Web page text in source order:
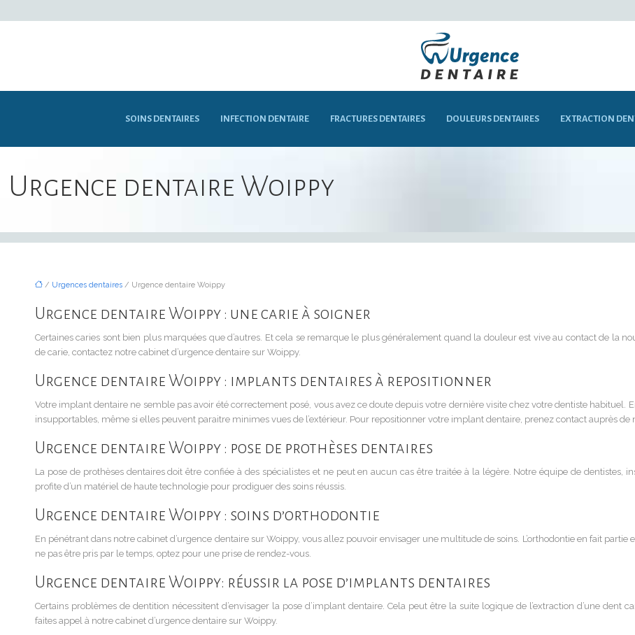
SOINS DENTAIRES INFECTION DENTAIRE FRACTURES DENTAIRES DOULEURS DENTAIRES EXTRACTION
Urgence dentaire Woippy
/ Urgences dentaires / Urgence dentaire Woippy
Urgence dentaire Woippy : une carie à soigner
Certaines caries sont bien plus marquées que d’autres. Et cela se remarque le plus généralement quand la douleur est vive au contact de la
de carie, contactez notre cabinet d’urgence dentaire sur Woippy.
Urgence dentaire Woippy : implants dentaires à repositionner
Votre implant dentaire ne semble pas avoir été correctement posé, vous avez ce doute depuis votre dernière visite chez votre dentiste habituel.
insupportables, même si elles peuvent paraitre minimes vues de l’extérieur. Pour repositionner votre implant dentaire, prenez contact auprès de
Urgence dentaire Woippy : pose de prothèses dentaires
La pose de prothèses dentaires doit être confiée à des spécialistes et ne peut en aucun cas être traitée à la légère. Notre équipe de
profite d’un matériel de haute technologie pour prodiguer des soins réussis.
Urgence dentaire Woippy : soins d’orthodontie
En pénétrant dans notre cabinet d’urgence dentaire sur Woippy, vous allez pouvoir envisager une multitude de soins. L’orthodontie en fait
ne pas être pris par le temps, optez pour une prise de rendez-vous.
Urgence dentaire Woippy: réussir la pose d’implants dentaires
Certains problèmes de dentition nécessitent d’envisager la pose d’implant dentaire. Cela peut être la suite logique de l’extraction d’une dent
faites appel à notre cabinet d’urgence dentaire sur Woippy.